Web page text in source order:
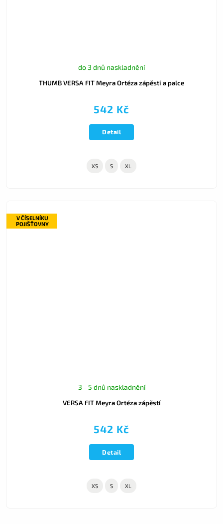
THUMB VERSA FIT Meyra Ortéza zápěstí a palce
do 3 dnů naskladnění
542 Kč
Detail
XS S XL
V ČÍSELNÍKU
POJIŠŤOVNY
VERSA FIT Meyra Ortéza zápěstí
3 - 5 dnů naskladnění
542 Kč
Detail
XS S XL